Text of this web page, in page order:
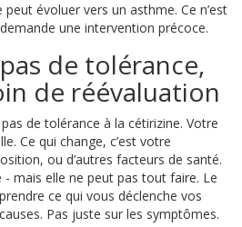
évoluer vers un asthme. Ce n’est
une intervention précoce.
de tolérance,
de réévaluation
de tolérance à la cétirizine. Votre
Ce qui change, c’est votre
ou d’autres facteurs de santé.
mais elle ne peut pas tout faire. Le
ce qui vous déclenche vos
Pas juste sur les symptômes.